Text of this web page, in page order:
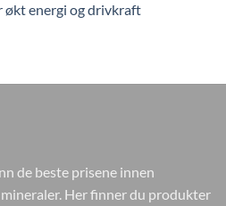
økt energi og drivkraft
de beste prisene innen
Her finner du produkter